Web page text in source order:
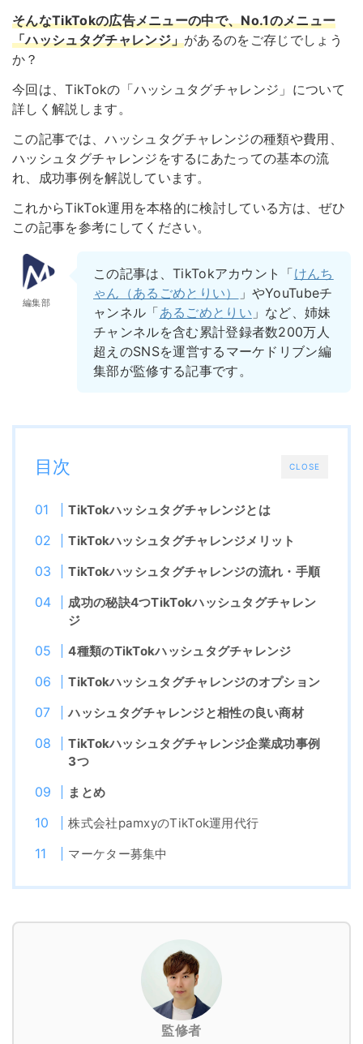
そんなTikTokの広告メニューの中で、No.1のメニュー
「ハッシュタグチャレンジ」があるのをご存じでしょう
か？
今回は、TikTokの「ハッシュタグチャレンジ」について
詳しく解説します。
この記事では、ハッシュタグチャレンジの種類や費用、
ハッシュタグチャレンジをするにあたっての基本の流
れ、成功事例を解説しています。
これからTikTok運用を本格的に検討している方は、ぜひ
この記事を参考にしてください。
編集部
この記事は、TikTokアカウント「けんち
ゃん（あるごめとりい）
」やYouTubeチ
ャンネル「あるごめとりい 」など、姉妹
チャンネルを含む累計登録者数200万人
超えのSNSを運営するマーケドリブン編
集部が監修する記事です。
CLOSE
目次
TikTokハッシュタグチャレンジとは
TikTokハッシュタグチャレンジメリット
TikTokハッシュタグチャレンジの流れ・手順
成功の秘訣4つTikTokハッシュタグチャレン
ジ
4種類のTikTokハッシュタグチャレンジ
TikTokハッシュタグチャレンジのオプション
ハッシュタグチャレンジと相性の良い商材
TikTokハッシュタグチャレンジ企業成功事例
3つ
まとめ
株式会社pamxyのTikTok運用代行
マーケター募集中
監修者